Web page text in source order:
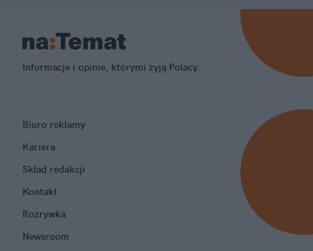
Informacje i opinie, którymi żyją Polacy.
Biuro reklamy
Kariera
Skład redakcji
Kontakt
Rozrywka
Newsroom